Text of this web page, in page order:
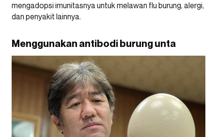
mengadopsi imunitasnya untuk melawan flu burung, alergi,
dan penyakit lainnya.
Menggunakan antibodi burung unta